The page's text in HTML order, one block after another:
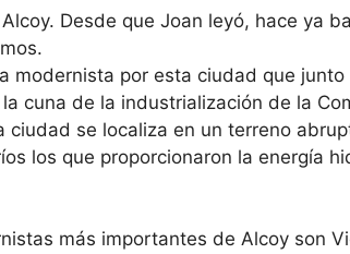
Desde que Joan leyó, hace ya
modernista por esta ciudad que
cuna de la industrialización de la
ciudad se localiza en un terreno
los que proporcionaron la energía
más importantes de Alcoy son